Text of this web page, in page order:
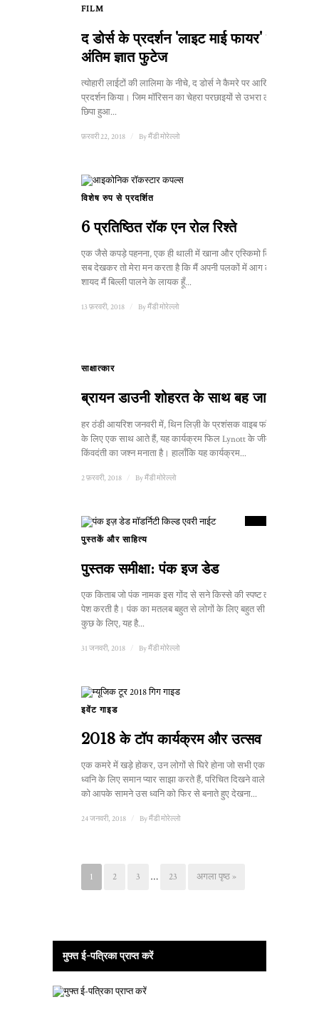
FILM
द डोर्स के प्रदर्शन 'लाइट माई फायर' का
अंतिम ज्ञात फुटेज
त्योहारी लाईटों की लालिमा के नीचे, द डोर्स ने कैमरे पर आखिरी बार
प्रदर्शन किया। जिम मॉरिसन का चेहरा परछाइयों से उभरा लेकिन
छिपा हुआ...
फ़रवरी 22, 2018 Byमैंडी मोरेल्लो
विशेष रुप से प्रदर्शित
6 प्रतिष्ठित रॉक एन रोल रिश्ते
एक जैसे कपड़े पहनना, एक ही थाली में खाना और एस्किमो किस, ये
सब देखकर तो मेरा मन करता है कि मैं अपनी पलकों में आग लगा लूँ।
शायद मैं बिल्ली पालने के लायक हूँ...
13 फ़रवरी, 2018 Byमैंडी मोरेल्लो
साक्षात्कार
ब्रायन डाउनी शोहरत के साथ बह जाने पर
हर ठंडी आयरिश जनवरी में, थिन लिज़ी के प्रशंसक वाइब फॉर फिलो
के लिए एक साथ आते हैं, यह कार्यक्रम फिल Lynott के जीवन और
किंवदंती का जश्न मनाता है। हालाँकि यह कार्यक्रम...
2 फ़रवरी, 2018 Byमैंडी मोरेल्लो
पुस्तकें और साहित्य
पुस्तक समीक्षा: पंक इज डेड
एक किताब जो पंक नामक इस गोंद से सने किस्से की स्पष्ट तस्वीर
पेश करती है। पंक का मतलब बहुत से लोगों के लिए बहुत सी चीजें हैं।
कुछ के लिए, यह है...
31 जनवरी, 2018 Byमैंडी मोरेल्लो
इवेंट गाइड
2018 के टॉप कार्यक्रम और उत्सव
एक कमरे में खड़े होकर, उन लोगों से घिरे होना जो सभी एक विशेष
ध्वनि के लिए समान प्यार साझा करते हैं, परिचित दिखने वाले मनुष्यों
को आपके सामने उस ध्वनि को फिर से बनाते हुए देखना...
24 जनवरी, 2018 Byमैंडी मोरेल्लो
1 2 3 … 23 अगला पृष्ठ »
मुफ्त ई-पत्रिका प्राप्त करें